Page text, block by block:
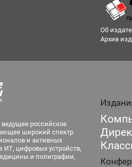
Об
Архив
российское
широкий спектр
и активных
ИТ, цифровых устройств,
и полиграфии,